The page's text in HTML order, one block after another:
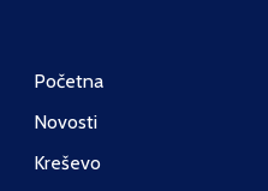
Početna
Novosti
Kreševo